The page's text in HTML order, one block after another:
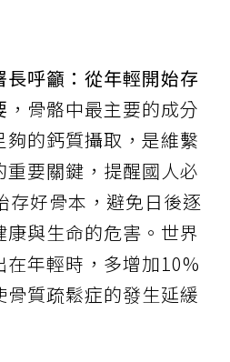
呼籲：從年輕開始存
，骨骼中最主要的成分
夠的鈣質攝取，是維繫
要關鍵，提醒國人必
存好骨本，避免日後逐
與生命的危害。世界
在年輕時，多增加10%
質疏鬆症的發生延緩